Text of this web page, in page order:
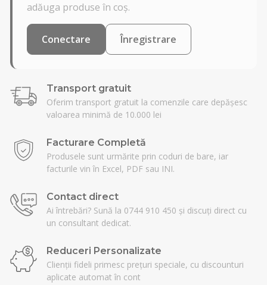
adăuga produse în coș.
Conectare Înregistrare
Transport gratuit
Oferim transport gratuit la comenzile care depășesc
valoarea minimă de 10.000 lei
Facturare Completă
Produsele sunt urmărite prin coduri de bare, iar
facturile vin în Excel, PDF sau INI.
Contact direct
Ai întrebări? Sună la 0744 910 450 și discuți direct cu
un consultant dedicat.
Reduceri Personalizate
Clienții fideli primesc prețuri speciale, cu discounturi
aplicate automat în cont